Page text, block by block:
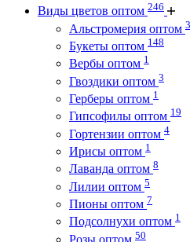
Виды цветов оптом 246
Альстромерия оптом 3
Букеты оптом 148
Вербы оптом 1
Гвоздики оптом 3
Герберы оптом 1
Гипсофилы оптом 19
Гортензии оптом 4
Ирисы оптом 1
Лаванда оптом 8
Лилии оптом 5
Пионы оптом 7
Подсолнухи оптом 1
Розы оптом 50